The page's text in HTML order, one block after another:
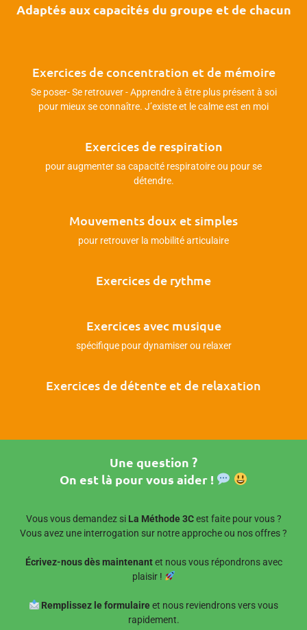
Adaptés aux capacités du groupe et de chacun
Exercices de concentration et de mémoire
Se poser- Se retrouver - Apprendre à être plus présent à soi
pour mieux se connaître. J’existe et le calme est en moi
Exercices de respiration
pour augmenter sa capacité respiratoire ou pour se
détendre.
Mouvements doux et simples
pour retrouver la mobilité articulaire
Exercices de rythme
Exercices avec musique
spécifique pour dynamiser ou relaxer
Exercices de détente et de relaxation
Une question ?
On est là pour vous aider !
Vous vous demandez si La Méthode 3Cest faite pour vous ?
Vous avez une interrogation sur notre approche ou nos offres ?
Écrivez-nous dès maintenantet nous vous répondrons avec
plaisir !
Remplissez le formulaireet nous reviendrons vers vous
rapidement.